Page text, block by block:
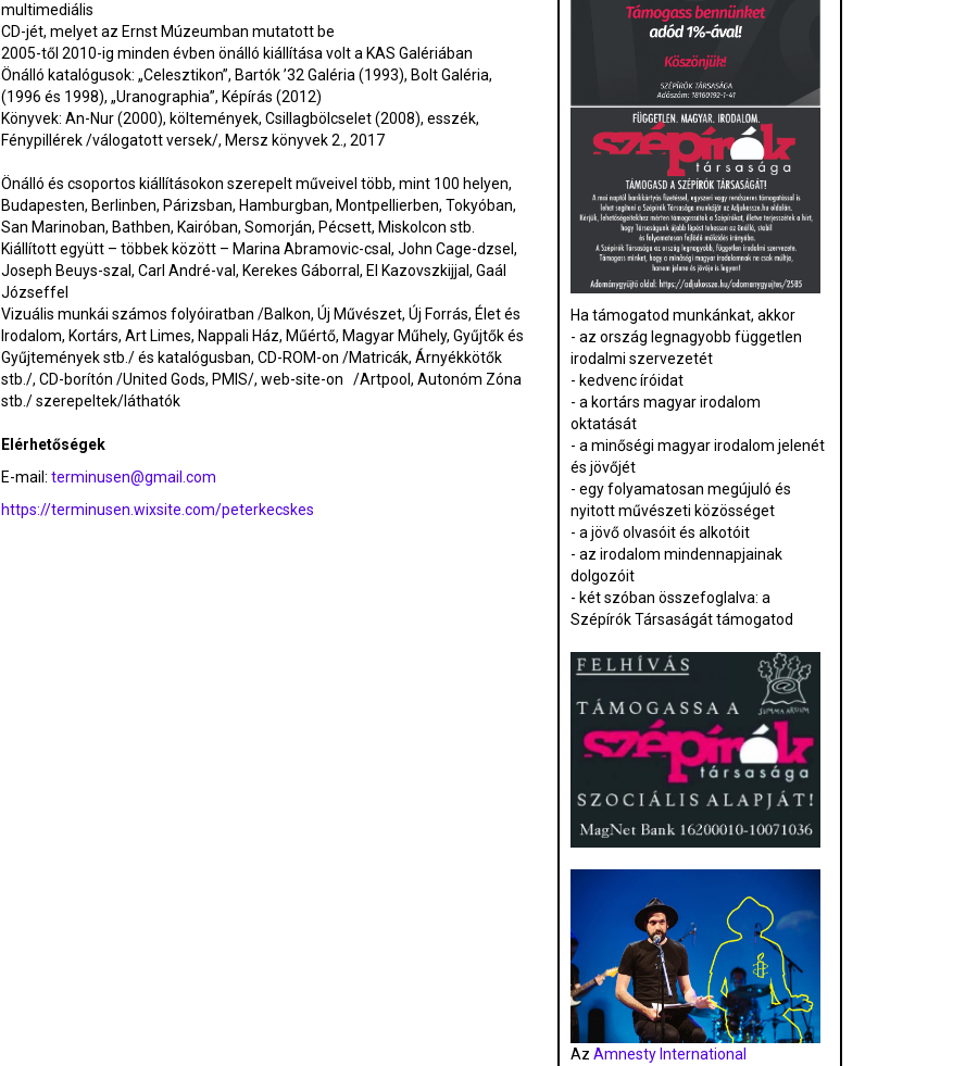
multimediális
CD-jét, melyet az Ernst Múzeumban mutatott be
2005-től 2010-ig minden évben önálló kiállítása volt a KAS Galériában
Önálló katalógusok: „Celesztikon”, Bartók ’32 Galéria (1993), Bolt Galéria,
(1996 és 1998), „Uranographia”, Képírás (2012)
Könyvek: An-Nur (2000), költemények, Csillagbölcselet (2008), esszék,
Fénypillérek /válogatott versek/, Mersz könyvek 2., 2017
Önálló és csoportos kiállításokon szerepelt műveivel több, mint 100 helyen,
Budapesten, Berlinben, Párizsban, Hamburgban, Montpellierben, Tokyóban,
San Marinoban, Bathben, Kairóban, Somorján, Pécsett, Miskolcon stb.
Kiállított együtt – többek között – Marina Abramovic-csal, John Cage-dzsel,
Joseph Beuys-szal, Carl André-val, Kerekes Gáborral, El Kazovszkijjal, Gaál
Józseffel
Vizuális munkái számos folyóiratban /Balkon, Új Művészet, Új Forrás, Élet és
Irodalom, Kortárs, Art Limes, Nappali Ház, Műértő, Magyar Műhely, Gyűjtők és
Gyűjtemények stb./ és katalógusban, CD-ROM-on /Matricák, Árnyékkötők
stb./, CD-borítón /United Gods, PMIS/, web-site-on /Artpool, Autonóm Zóna
stb./ szerepeltek/láthatók
Elérhetőségek
E-mail: terminusen@gmail.com
https://terminusen.wixsite.com/peterkecskes
Ha támogatod munkánkat, akkor
- az ország legnagyobb független
irodalmi szervezetét
- kedvenc íróidat
- a kortárs magyar irodalom
oktatását
- a minőségi magyar irodalom jelenét
és jövőjét
- egy folyamatosan megújuló és
nyitott művészeti közösséget
- a jövő olvasóit és alkotóit
- az irodalom mindennapjainak
dolgozóit
- két szóban összefoglalva: a
Szépírók Társaságát támogatod
Az Amnesty International